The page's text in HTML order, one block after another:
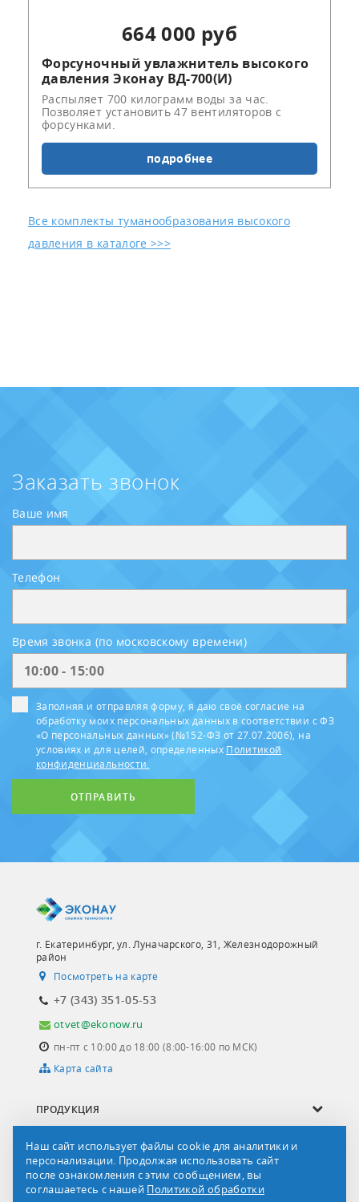
664 000 руб
Форсуночный увлажнитель высокого
давления Эконау ВД-700(И)
Распыляет 700 килограмм воды за час.
Позволяет установить 47 вентиляторов с
форсунками.
подробнее
Все комплекты туманообразования высокого
давления в каталоге >>>
Заказать звонок
Ваше имя
Телефон
Время звонка (по московскому времени)
Заполняя и отправляя форму, я даю своё согласие на
обработку моих персональных данных в соответствии с ФЗ
«О персональных данных» (№152-ФЗ от 27.07.2006), на
условиях и для целей, определенных Политикой
конфиденциальности.
ОТПРАВИТЬ
г. Екатеринбург, ул. Луначарского, 31, Железнодорожный
район
Посмотреть на карте
+7 (343) 351-05-53
otvet@ekonow.ru
пн-пт с 10:00 до 18:00 (8:00-16:00 по МСК)
Карта сайта
ПРОДУКЦИЯ
ОПРОСНЫЕ ЛИСТЫ
СЕРВИС И УСЛУГИ
О КОМПАНИИ
Наш сайт использует файлы cookie для аналитики и
персонализации. Продолжая использовать сайт
после ознакомления с этим сообщением, вы
соглашаетесь с нашей Политикой обработки